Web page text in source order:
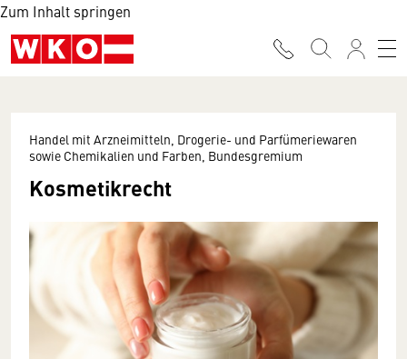
Zum Inhalt springen
Handel mit Arzneimitteln, Drogerie- und Parfümeriewaren
sowie Chemikalien und Farben, Bundesgremium
Kosmetikrecht